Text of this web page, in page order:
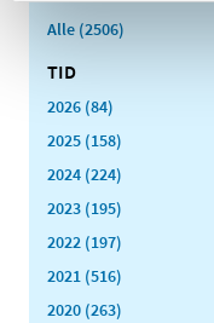
Alle (2506)
TID
2026 (84)
2025 (158)
2024 (224)
2023 (195)
2022 (197)
2021 (516)
2020 (263)